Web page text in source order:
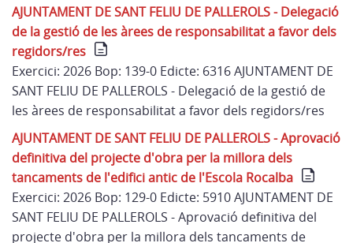
AJUNTAMENT DE SANT FELIU DE PALLEROLS - Delegació
de la gestió de les àrees de responsabilitat a favor dels
regidors/res
Exercici: 2026 Bop: 139-0 Edicte: 6316 AJUNTAMENT DE
SANT FELIU DE PALLEROLS - Delegació de la gestió de
les àrees de responsabilitat a favor dels regidors/res
AJUNTAMENT DE SANT FELIU DE PALLEROLS - Aprovació
definitiva del projecte d'obra per la millora dels
tancaments de l'edifici antic de l'Escola Rocalba
Exercici: 2026 Bop: 129-0 Edicte: 5910 AJUNTAMENT DE
SANT FELIU DE PALLEROLS - Aprovació definitiva del
projecte d'obra per la millora dels tancaments de